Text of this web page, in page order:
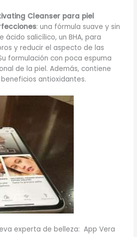
Cleanser para piel
: una fórmula suave y sin
salicílico, un BHA, para
y reducir el aspecto de las
formulación con poca espuma
de la piel. Además, contiene
antioxidantes.
experta de belleza: App Vera